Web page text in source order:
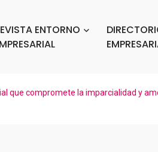
ENTORNO
que compromete la imparcialidad y